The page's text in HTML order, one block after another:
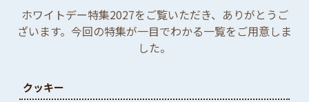
ホワイトデー特集2027をご覧いただき、ありがとうご
ざいます。今回の特集が一目でわかる一覧をご用意しま
した。
クッキー